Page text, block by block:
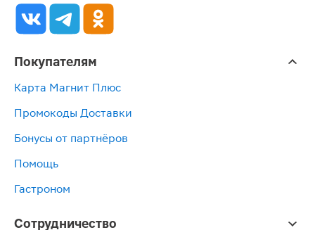
Покупателям
Карта Магнит Плюс
Промокоды Доставки
Бонусы от партнёров
Помощь
Гастроном
Сотрудничество